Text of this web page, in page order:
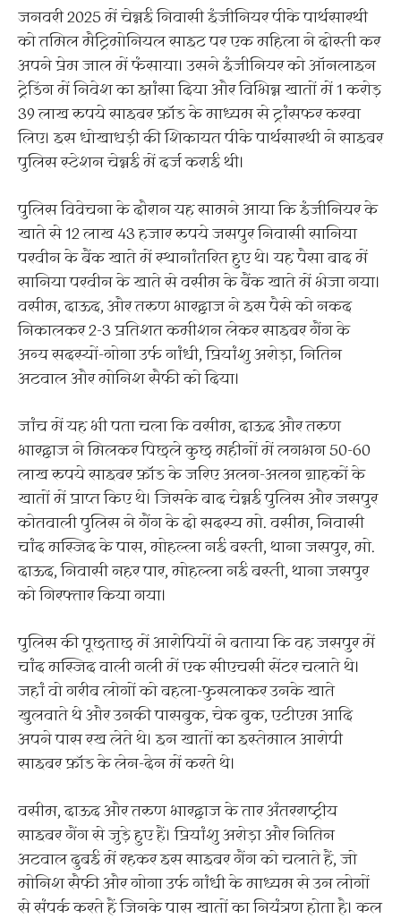
जनवरी 2025 में चेन्नई निवासी इंजीनियर पीके पार्थसारथी
को तमिल मैट्रिमोनियल साइट पर एक महिला ने दोस्ती कर
अपने प्रेम जाल में फंसाया। उसने इंजीनियर को ऑनलाइन
ट्रेडिंग में निवेश का झांसा दिया और विभिन्न खातों में 1 करोड़
39 लाख रुपये साइबर फ्रॉड के माध्यम से ट्रांसफर करवा
लिए। इस धोखाधड़ी की शिकायत पीके पार्थसारथी ने साइबर
पुलिस स्टेशन चेन्नई में दर्ज कराई थी।
पुलिस विवेचना के दौरान यह सामने आया कि इंजीनियर के
खाते से 12 लाख 43 हजार रुपये जसपुर निवासी सानिया
परवीन के बैंक खाते में स्थानांतरित हुए थे। यह पैसा बाद में
सानिया परवीन के खाते से वसीम के बैंक खाते में भेजा गया।
वसीम, दाऊद, और तरुण भारद्वाज ने इस पैसे को नकद
निकालकर 2-3 प्रतिशत कमीशन लेकर साइबर गैंग के
अन्य सदस्यों-गोगा उर्फ गांधी, प्रियांशु अरोड़ा, नितिन
अटवाल और मोनिश सैफी को दिया।
जांच में यह भी पता चला कि वसीम, दाऊद और तरुण
भारद्वाज ने मिलकर पिछले कुछ महीनों में लगभग 50-60
लाख रुपये साइबर फ्रॉड के जरिए अलग-अलग ग्राहकों के
खातों में प्राप्त किए थे। जिसके बाद चेन्नई पुलिस और जसपुर
कोतवाली पुलिस ने गैंग के दो सदस्य मो. वसीम, निवासी
चांद मस्जिद के पास, मोहल्ला नई बस्ती, थाना जसपुर, मो.
दाऊद, निवासी नहर पार, मोहल्ला नई बस्ती, थाना जसपुर
को गिरफ्तार किया गया।
पुलिस की पूछताछ में आरोपियों ने बताया कि वह जसपुर में
चांद मस्जिद वाली गली में एक सीएचसी सेंटर चलाते थे।
जहां वो गरीब लोगों को बहला-फुसलाकर उनके खाते
खुलवाते थे और उनकी पासबुक, चेक बुक, एटीएम आदि
अपने पास रख लेते थे। इन खातों का इस्तेमाल आरोपी
साइबर फ्रॉड के लेन-देन में करते थे।
वसीम, दाऊद और तरुण भारद्वाज के तार अंतरराष्ट्रीय
साइबर गैंग से जुड़े हुए हैं। प्रियांशु अरोड़ा और नितिन
अटवाल दुबई में रहकर इस साइबर गैंग को चलाते हैं, जो
मोनिश सैफी और गोगा उर्फ गांधी के माध्यम से उन लोगों
से संपर्क करते हैं जिनके पास खातों का नियंत्रण होता है। कल